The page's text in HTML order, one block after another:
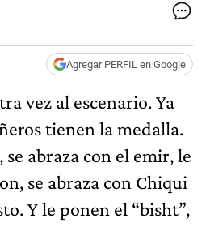
Agregar PERFIL en Google
vez al escenario. Ya
tienen la medalla.
abraza con el emir, le
se abraza con Chiqui
Y le ponen el “bisht”,